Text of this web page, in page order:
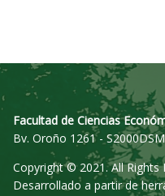
Facultad de Ciencias
Bv. Oroño 1261 -
Copyright © 2021. All Rights
Desarrollado a partir de